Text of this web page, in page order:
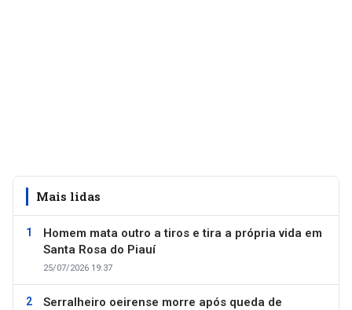
Mais lidas
Homem mata outro a tiros e tira a própria vida em
Santa Rosa do Piauí
25/07/2026 19:37
Serralheiro oeirense morre após queda de